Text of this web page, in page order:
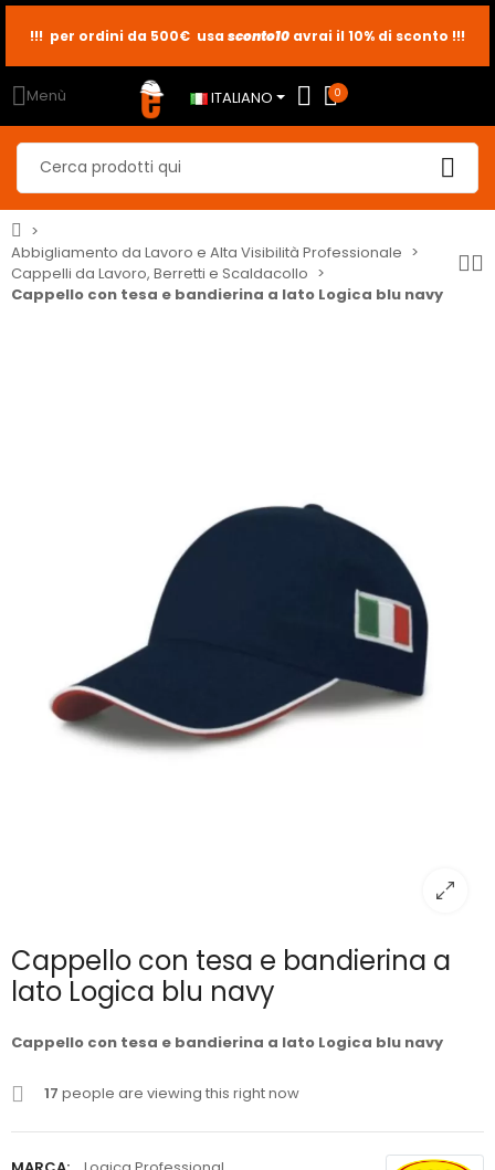
sconto2
sconto5
!!! per ordini da 500€ usa sconto10 avrai il 10% di sconto !!!
Menù ITALIANO 0
Abbigliamento da Lavoro e Alta Visibilità Professionale
Cappelli da Lavoro, Berretti e Scaldacollo
Cappello con tesa e bandierina a lato Logica blu navy
Cappello con tesa e bandierina a
lato Logica blu navy
Cappello con tesa e bandierina a lato Logica blu navy
17 people are viewing this right now